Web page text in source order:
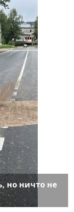
но ничто не